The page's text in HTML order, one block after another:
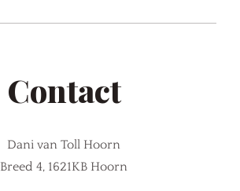
Contact
Dani van Toll Hoorn
Breed 4, 1621KB Hoorn